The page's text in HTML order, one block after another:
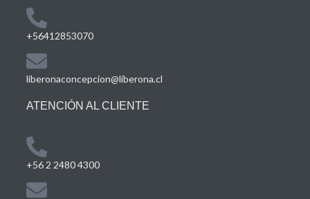
+56412853070
liberonaconcepcion@liberona.cl
ATENCIÓN AL CLIENTE
+56 2 2480 4300